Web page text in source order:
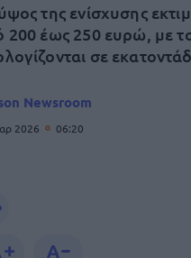
της ενίσχυσης
200 έως 250 ευρώ, με
σε
Newsroom
2026 06:20